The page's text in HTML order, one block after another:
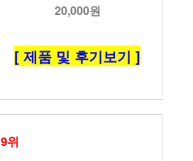
20,000원
[ 제품 및 후기보기 ]
9위